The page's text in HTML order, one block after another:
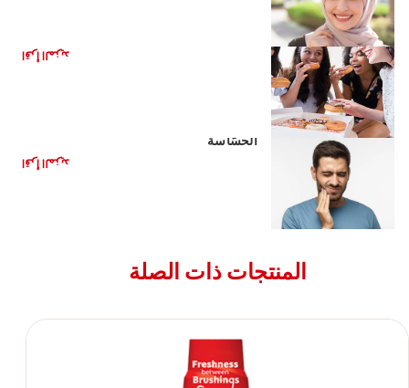
اقرأ المزيد
الحسّاسة
اقرأ المزيد
المنتجات ذات الصلة